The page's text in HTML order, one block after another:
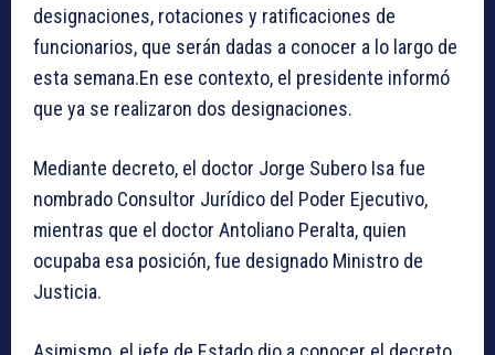
designaciones, rotaciones y ratificaciones de
funcionarios, que serán dadas a conocer a lo largo de
esta semana.En ese contexto, el presidente informó
que ya se realizaron dos designaciones.
Mediante decreto, el doctor Jorge Subero Isa fue
nombrado Consultor Jurídico del Poder Ejecutivo,
mientras que el doctor Antoliano Peralta, quien
ocupaba esa posición, fue designado Ministro de
Justicia.